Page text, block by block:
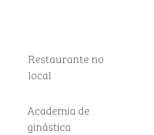
Restaurante no
local
Academia de
ginástica